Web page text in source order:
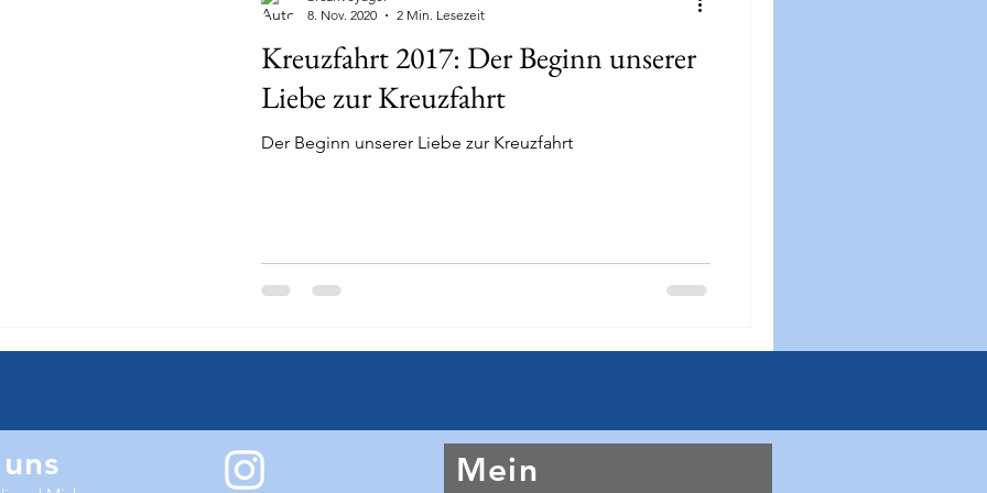
Kreuzfahrt 2017: Der Beginn unserer
Liebe zur Kreuzfahrt
Der Beginn unserer Liebe zur Kreuzfahrt
8. Nov. 2020
2 Min. Lesezeit
Mein